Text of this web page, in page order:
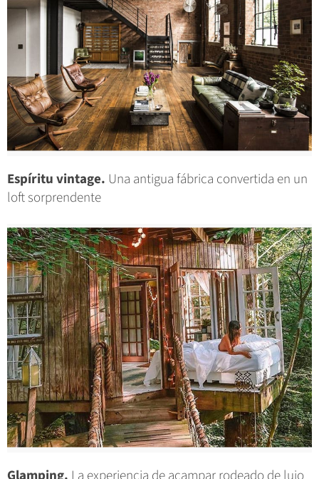
Espíritu vintage. Una antigua fábrica convertida en un
loft sorprendente